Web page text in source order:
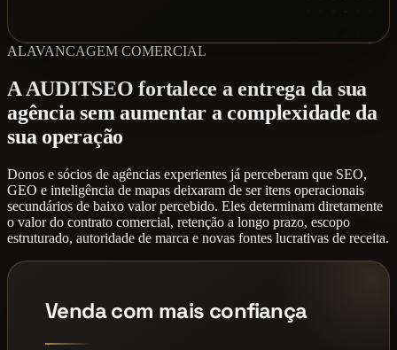
ALAVANCAGEM COMERCIAL
A AUDITSEO fortalece a entrega da sua
agência sem aumentar a complexidade da
sua operação
Donos e sócios de agências experientes já perceberam que SEO,
GEO e inteligência de mapas deixaram de ser itens operacionais
secundários de baixo valor percebido. Eles determinam diretamente
o valor do contrato comercial, retenção a longo prazo, escopo
estruturado, autoridade de marca e novas fontes lucrativas de receita.
Venda com mais confiança